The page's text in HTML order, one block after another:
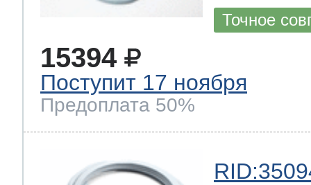
Точное
15394
Поступит 17 ноября
Предоплата 50%